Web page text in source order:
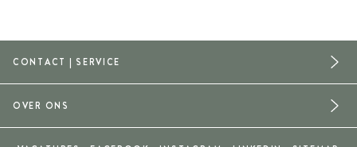
CONTACT | SERVICE
OVER ONS